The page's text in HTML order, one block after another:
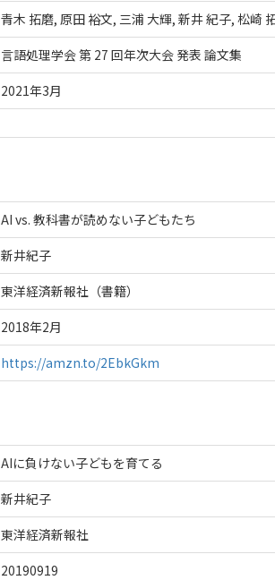
青木 拓磨, 原田 裕文, 三浦 大輝, 新井 紀子, 松崎
言語処理学会 第 27 回年次大会 発表 論文集
2021年3月
AI vs. 教科書が読めない子どもたち
新井紀子
東洋経済新報社（書籍）
2018年2月
https://amzn.to/2EbkGkm
AIに負けない子どもを育てる
新井紀子
東洋経済新報社
20190919